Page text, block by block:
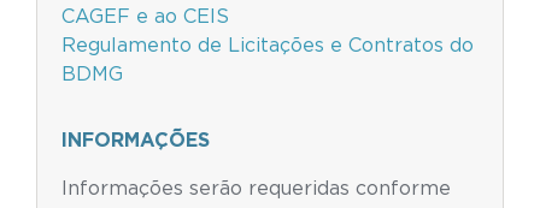
CAGEF e ao CEIS
Regulamento de Licitações e Contratos do
BDMG
INFORMAÇÕES
Informações serão requeridas conforme